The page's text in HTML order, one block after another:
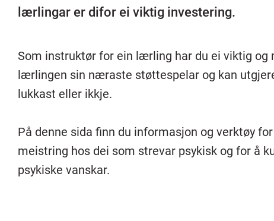
lærlingar er difor ei viktig investering.
Som instruktør for ein lærling har du ei viktig og
lærlingen sin næraste støttespelar og kan
lukkast eller ikkje.
På denne sida finn du informasjon og verktøy
meistring hos dei som strevar psykisk og for å
psykiske vanskar.